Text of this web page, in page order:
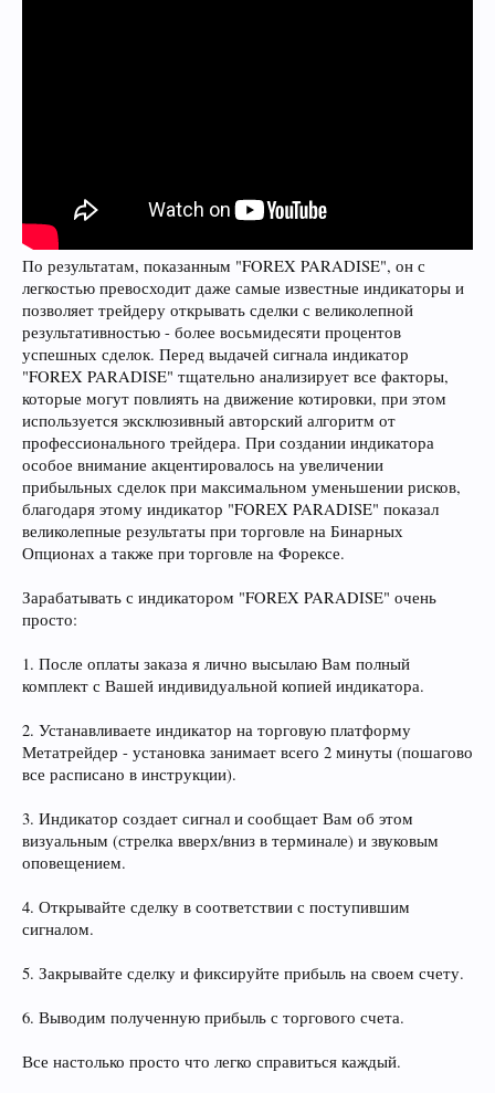
По результатам, показанным "FOREX PARADISE", он с
легкостью превосходит даже самые известные индикаторы и
позволяет трейдеру открывать сделки с великолепной
результативностью - более восьмидесяти процентов
успешных сделок. Перед выдачей сигнала индикатор
"FOREX PARADISE" тщательно анализирует все факторы,
которые могут повлиять на движение котировки, при этом
используется эксклюзивный авторский алгоритм от
профессионального трейдера. При создании индикатора
особое внимание акцентировалось на увеличении
прибыльных сделок при максимальном уменьшении рисков,
благодаря этому индикатор "FOREX PARADISE" показал
великолепные результаты при торговле на Бинарных
Опционах а также при торговле на Форексе.
Зарабатывать с индикатором "FOREX PARADISE" очень
просто:
1. После оплаты заказа я лично высылаю Вам полный
комплект с Вашей индивидуальной копией индикатора.
2. Устанавливаете индикатор на торговую платформу
Метатрейдер - установка занимает всего 2 минуты (пошагово
все расписано в инструкции).
3. Индикатор создает сигнал и сообщает Вам об этом
визуальным (стрелка вверх/вниз в терминале) и звуковым
оповещением.
4. Открывайте сделку в соответствии с поступившим
сигналом.
5. Закрывайте сделку и фиксируйте прибыль на своем счету.
6. Выводим полученную прибыль с торгового счета.
Все настолько просто что легко справиться каждый.